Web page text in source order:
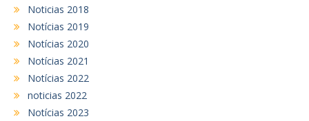
Noticias 2018
Notícias 2019
Notícias 2020
Notícias 2021
Notícias 2022
noticias 2022
Notícias 2023